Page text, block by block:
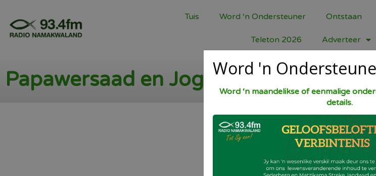
Tuis Word ‘n Ondersteuner Ontstaan
Teleton 2026 Adverteer
Papawersaad en Jogurt Koek.
Oond 180 gr C.
en klits goed. Sif 1 k
190 ml klapper en
ml plein jogurt by en
Skep in goed
Word 'n
Word ‘n maandelikse of eenmalige
details.